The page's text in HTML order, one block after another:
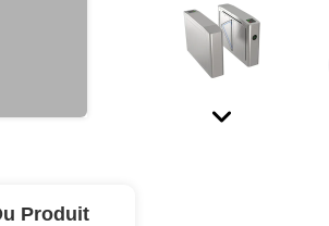
Produit